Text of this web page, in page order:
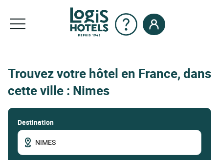
Trouvez votre hôtel en France, dans
cette ville : Nimes
Destination